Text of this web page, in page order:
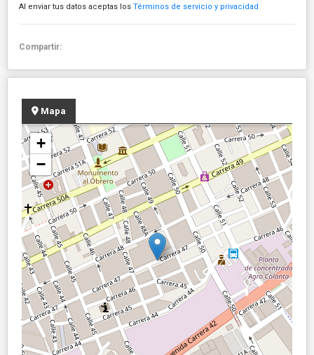
Al enviar tus datos aceptas los Términos de servicio y privacidad
Compartir:
Mapa
+
−